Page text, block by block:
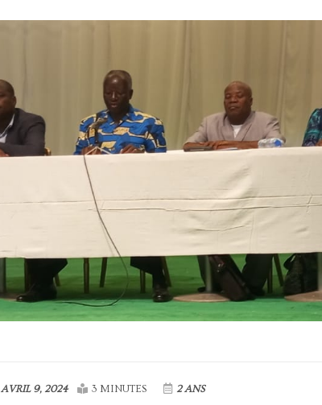
AVRIL 9, 2024 3 MINUTES 2 ANS